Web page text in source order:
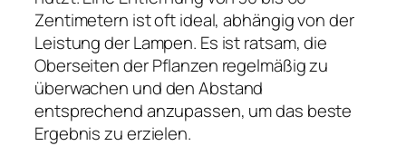
Zentimetern ist oft ideal, abhängig von der
Leistung der Lampen. Es ist ratsam, die
Oberseiten der Pflanzen regelmäßig zu
überwachen und den Abstand
entsprechend anzupassen, um das beste
Ergebnis zu erzielen.